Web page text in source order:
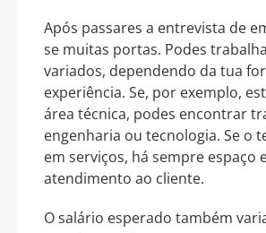
Após passares a entrevista de
se muitas portas. Podes
variados, dependendo da tua
experiência. Se, por exemplo,
área técnica, podes encontrar
engenharia ou tecnologia. Se o
em serviços, há sempre espaço
atendimento ao cliente.
O salário esperado também